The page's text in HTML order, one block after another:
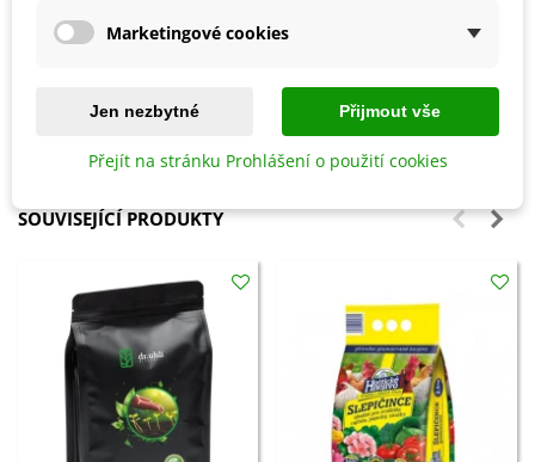
celoročně pěstovat doma nebo jako přenosnou
Detaily produktu
SOUVISEJÍCÍ PRODUKTY
Marketingové cookies
Jen nezbytné Přijmout vše
Přejít na stránku Prohlášení o použití cookies